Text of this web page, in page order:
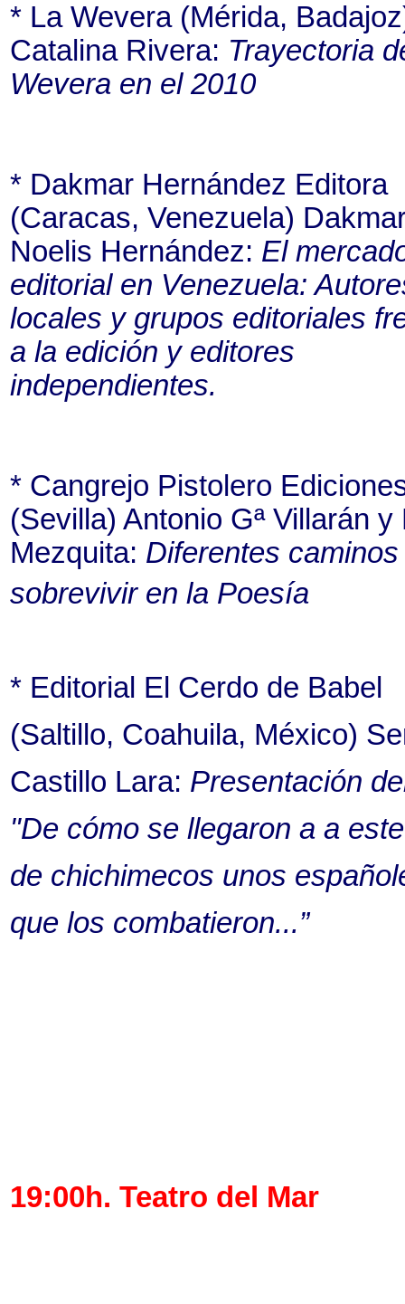
* La Wevera (Mérida,
Catalina Rivera: Trayectoria
Wevera en el 2010
* Dakmar Hernández Editora
(Caracas, Venezuela)
Noelis Hernández: El
editorial en Venezuela:
locales y grupos editoriales
a la edición y editores
independientes.
* Cangrejo Pistolero
(Sevilla) Antonio Gª Villarán y
Mezquita: Diferentes
sobrevivir en la Poesía
* Editorial El Cerdo de Babel
(Saltillo, Coahuila, México)
Castillo Lara: Presentación
"De cómo se llegaron a a
de chichimecos unos
que los combatieron...”
19:00h. Teatro del Mar